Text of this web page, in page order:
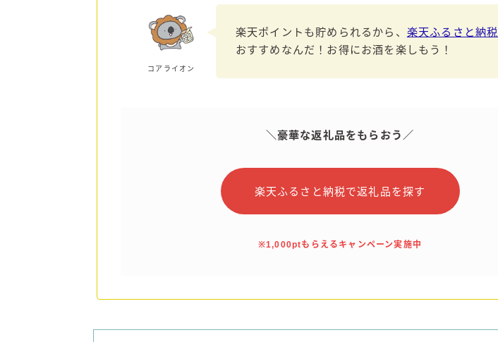
コアライオン
楽天ポイントも貯められるから、 楽天ふるさと納税
おすすめなんだ！お得にお酒を楽しもう！
＼豪華な返礼品をもらおう／
楽天ふるさと納税で返礼品を探す
※1,000ptもらえるキャンペーン実施中